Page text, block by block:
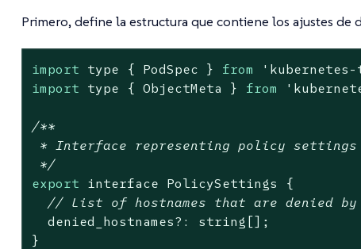
Primero, define la estructura que contiene los ajustes de
import type { PodSpec } from
import type { ObjectMeta } from
/**
* Interface representing policy
*/
export interface PolicySettings {
// List of hostnames that are denied
  denied_hostnames?: string[];
}